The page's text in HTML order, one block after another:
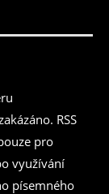
RSS
pro
využívání
písemného